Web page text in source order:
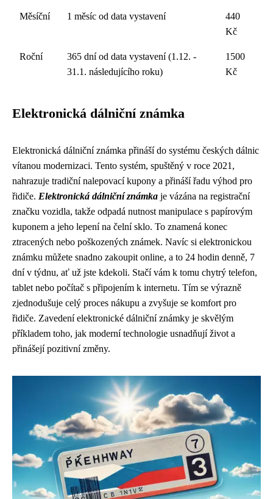
Měsíční 1 měsíc od data vystavení
440
Kč
Roční
365 dní od data vystavení (1.12. -
31.1. následujícího roku)
1500
Kč
Elektronická dálniční známka
Elektronická dálniční známka přináší do systému českých dálnic
vítanou modernizaci. Tento systém, spuštěný v roce 2021,
nahrazuje tradiční nalepovací kupony a přináší řadu výhod pro
řidiče. Elektronická dálniční známka je vázána na registrační
značku vozidla, takže odpadá nutnost manipulace s papírovým
kuponem a jeho lepení na čelní sklo. To znamená konec
ztracených nebo poškozených známek. Navíc si elektronickou
známku můžete snadno zakoupit online, a to 24 hodin denně, 7
dní v týdnu, ať už jste kdekoli. Stačí vám k tomu chytrý telefon,
tablet nebo počítač s připojením k internetu. Tím se výrazně
zjednodušuje celý proces nákupu a zvyšuje se komfort pro
řidiče. Zavedení elektronické dálniční známky je skvělým
příkladem toho, jak moderní technologie usnadňují život a
přinášejí pozitivní změny.